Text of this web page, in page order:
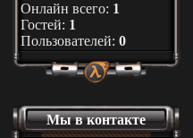
Онлайн всего: 1
Гостей: 1
Пользователей: 0
Мы в контакте